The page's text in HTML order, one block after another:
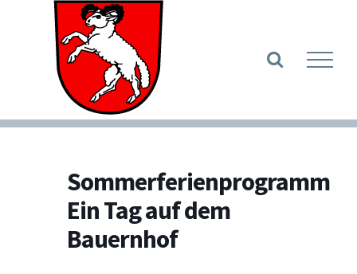
Sommerferienprogramm
Ein Tag auf dem
Bauernhof